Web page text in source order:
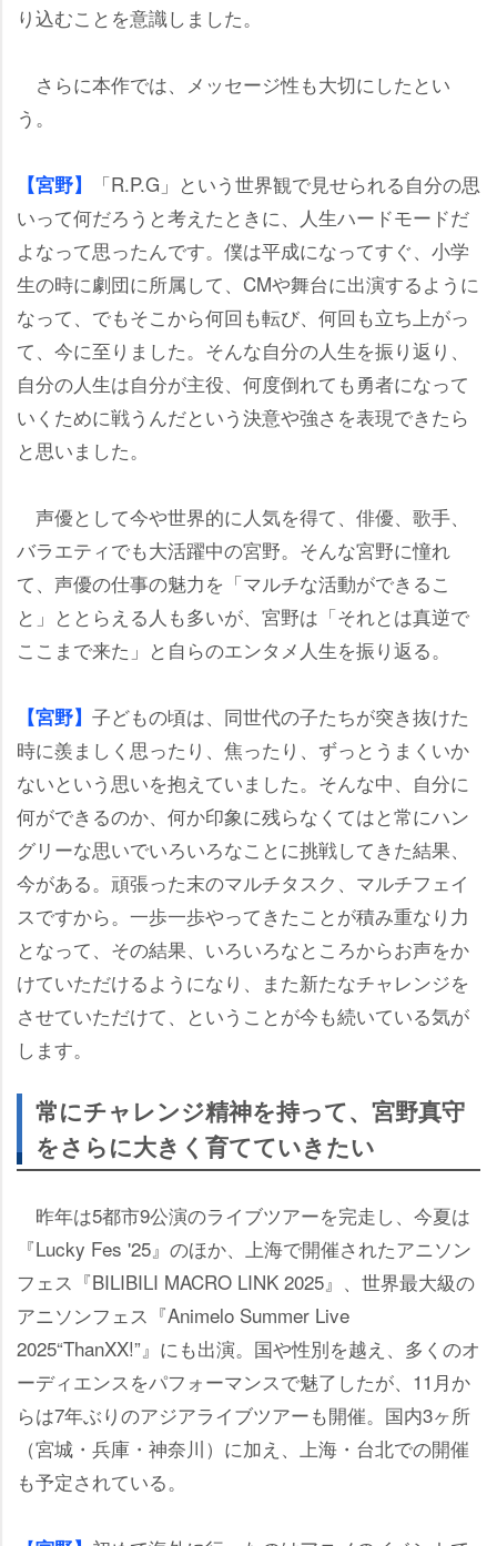
り込むことを意識しました。
さらに本作では、メッセージ性も大切にしたとい
う。
【宮野】
「R.P.G」という世界観で見せられる自分の思
いって何だろうと考えたときに、人生ハードモードだ
よなって思ったんです。僕は平成になってすぐ、小学
生の時に劇団に所属して、CMや舞台に出演するように
なって、でもそこから何回も転び、何回も立ち上がっ
て、今に至りました。そんな自分の人生を振り返り、
自分の人生は自分が主役、何度倒れても勇者になって
いくために戦うんだという決意や強さを表現できたら
と思いました。
声優として今や世界的に人気を得て、俳優、歌手、
バラエティでも大活躍中の宮野。そんな宮野に憧れ
て、声優の仕事の魅力を「マルチな活動ができるこ
と」ととらえる人も多いが、宮野は「それとは真逆で
ここまで来た」と自らのエンタメ人生を振り返る。
【宮野】 子どもの頃は、同世代の子たちが突き抜けた
時に羨ましく思ったり、焦ったり、ずっとうまくいか
ないという思いを抱えていました。そんな中、自分に
何ができるのか、何か印象に残らなくてはと常にハン
グリーな思いでいろいろなことに挑戦してきた結果、
今がある。頑張った末のマルチタスク、マルチフェイ
スですから。一歩一歩やってきたことが積み重なり力
となって、その結果、いろいろなところからお声をか
けていただけるようになり、また新たなチャレンジを
させていただけて、ということが今も続いている気が
します。
常にチャレンジ精神を持って、宮野真守
をさらに大きく育てていきたい
昨年は5都市9公演のライブツアーを完走し、今夏は
『Lucky Fes '25』のほか、上海で開催されたアニソン
フェス『BILIBILI MACRO LINK 2025』、世界最大級の
アニソンフェス『Animelo Summer Live
2025“ThanXX!”』にも出演。国や性別を越え、多くのオ
ーディエンスをパフォーマンスで魅了したが、11月か
らは7年ぶりのアジアライブツアーも開催。国内3ヶ所
（宮城・兵庫・神奈川）に加え、上海・台北での開催
も予定されている。